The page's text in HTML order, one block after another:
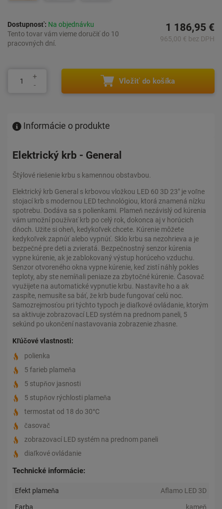
Dostupnosť: Na objednávku
Tento tovar vám vieme doručiť do 10
pracovných dní.
1 186,95 €
965,00 € bez DPH
Vložiť do košíka
Informácie o produkte
Elektrický krb - General
Štýlové riešenie krbu s kamennou obstavbou.
Elektrický krb General s krbovou vložkou LED 60 3D 23" je voľne
stojací krb s modernou LED technológiou, ktorá znamená nízku
spotrebu. Dodáva sa s polienkami. Plameň nezávislý od kúrenia
vám umožní používať krb po celý rok, dokonca aj v horúcich
dňoch. Užite si oheň, kedykoľvek chcete. Kúrenie môžete
kedykoľvek zapnúť alebo vypnúť. Sklo krbu sa nezohrieva a je
bezpečné pre deti a zvieratá. Bezpečnostný senzor kúrenia
vypne kúrenie, ak je zablokovaný výstup horúceho vzduchu.
Senzor otvoreného okna vypne kúrenie, keď zistí náhly pokles
teploty, aby ste nemíňali peniaze za zbytočné kúrenie. Časovač
využijete na automatické vypnutie krbu. Nastavíte ho a ak
zaspíte, nemusíte sa báť, že krb bude fungovať celú noc.
Samozrejmosťou pri týchto typoch je diaľkové ovládanie, ktorým
sa aktivuje zobrazovací LED systém na prednom paneli, 5
sekúnd po ukončení nastavovania zobrazenie zhasne.
Kľúčové vlastnosti:
polienka
5 farieb plameňa
5 stupňov jasnosti
5 stupňov rýchlosti plameňa
termostat od 18 do 30°C
časovač
zobrazovací LED systém na prednom paneli
diaľkové ovládanie
Technické informácie:
Efekt plameňa Aflamo LED 3D
Farba kameň